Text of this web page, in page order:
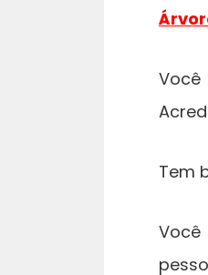
Tem